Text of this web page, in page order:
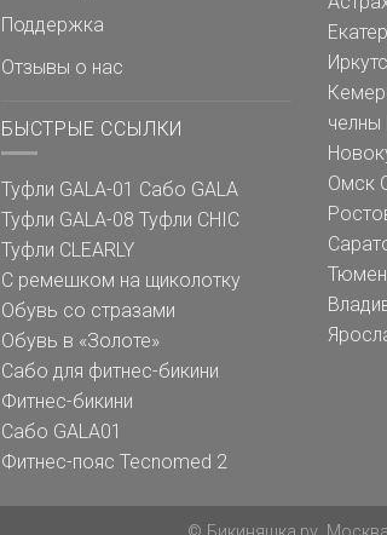
Поддержка
Отзывы о нас
БЫСТРЫЕ ССЫЛКИ
Туфли GALA-01 Сабо GALA
Туфли GALA-08 Туфли CHIC
Туфли CLEARLY
С ремешком на щиколотку
Обувь со стразами
Обувь в «Золоте»
Сабо для фитнес-бикини
Фитнес-бикини
Сабо GALA01
Фитнес-пояс Tecnomed 2
челны
Омск